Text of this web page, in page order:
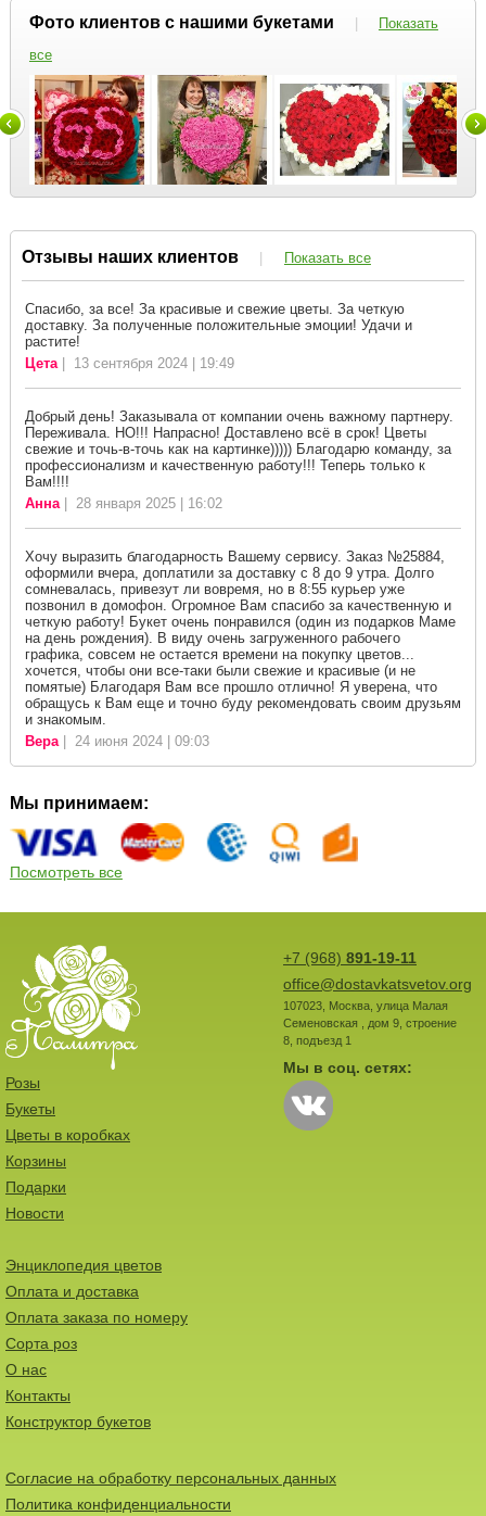
Фото клиентов с нашими букетами |
Показать
все
Отзывы наших клиентов | Показать все
Спасибо, за все! За красивые и свежие цветы. За четкую
доставку. За полученные положительные эмоции! Удачи и
растите!
Цета| 13 сентября 2024 | 19:49
Добрый день! Заказывала от компании очень важному партнеру.
Переживала. НО!!! Напрасно! Доставлено всё в срок! Цветы
свежие и точь-в-точь как на картинке))))) Благодарю команду, за
профессионализм и качественную работу!!! Теперь только к
Вам!!!!
Анна| 28 января 2025 | 16:02
Хочу выразить благодарность Вашему сервису. Заказ №25884,
оформили вчера, доплатили за доставку с 8 до 9 утра. Долго
сомневалась, привезут ли вовремя, но в 8:55 курьер уже
позвонил в домофон. Огромное Вам спасибо за качественную и
четкую работу! Букет очень понравился (один из подарков Маме
на день рождения). В виду очень загруженного рабочего
графика, совсем не остается времени на покупку цветов...
хочется, чтобы они все-таки были свежие и красивые (и не
помятые) Благодаря Вам все прошло отлично! Я уверена, что
обращусь к Вам еще и точно буду рекомендовать своим друзьям
и знакомым.
Вера| 24 июня 2024 | 09:03
Мы принимаем:
Посмотреть все
+7 (968) 891-19-11
office@dostavkatsvetov.org
107023, Москва, улица Малая
Семеновская , дом 9, строение
8, подъезд 1
Мы в соц. сетях:
Розы
Букеты
Цветы в коробках
Корзины
Подарки
Новости
Энциклопедия цветов
Оплата и доставка
Оплата заказа по номеру
Сорта роз
О нас
Контакты
Конструктор букетов
Согласие на обработку персональных данных
Политика конфиденциальности